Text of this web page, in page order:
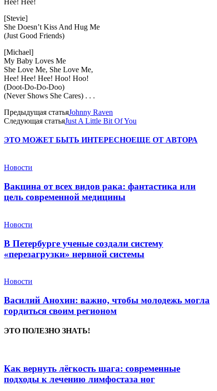
[Stevie]
She Doesn’t Kiss And Hug Me
(Just Good Friends)
[Michael]
My Baby Loves Me
She Love Me, She Love Me,
Hee! Hee! Hee! Hoo! Hoo!
(Doot-Do-Do-Doo)
(Never Shows She Cares) . . .
Предыдущая статьяJohnny Raven
Следующая статьяJust A Little Bit Of You
ЭТО МОЖЕТ БЫТЬ ИНТЕРЕСНОЕЩЕ ОТ АВТОРА
Новости
Вакцина от всех видов рака: фантастика или
цель современной медицины
Новости
В Петербурге ученые создали систему
«перезагрузки» нервной системы
Новости
Василий Анохин: важно, чтобы молодежь могла
гордиться своим регионом
ЭТО ПОЛЕЗНО ЗНАТЬ!
Как вернуть лёгкость шага: современные
подходы к лечению лимфостаза ног